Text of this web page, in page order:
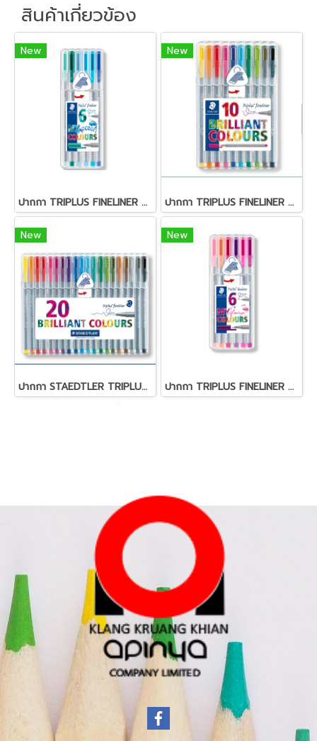
สินค้าเกี่ยวข้อง
New
ปากกา TRIPLUS FINELINER STAEDTLER ชุด 6 สี สีฟ้าน้ำทะเล
New
ปากกา TRIPLUS FINELINER STAEDTLER ชุด 10 สี
New
ปากกา STAEDTLER TRIPLUS ชุด 20 สี
New
ปากกา TRIPLUS FINELINER STAEDTLER ชุุด 6 สี สีชมพูฟามิงโก้